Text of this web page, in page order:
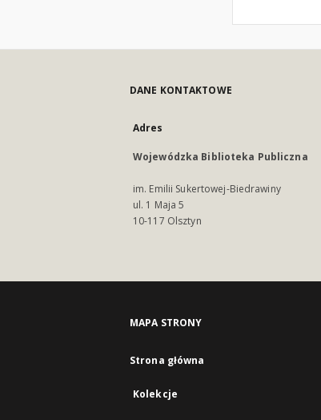
DANE KONTAKTOWE
Adres
Wojewódzka Biblioteka Publiczna
im. Emilii Sukertowej-Biedrawiny
ul. 1 Maja 5
10-117 Olsztyn
MAPA STRONY
Strona główna
Kolekcje